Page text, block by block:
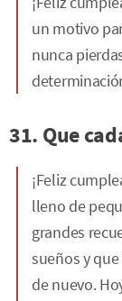
un motivo
nunca
31. Que
¡Feliz
lleno de
grandes
sueños y
de nuevo.